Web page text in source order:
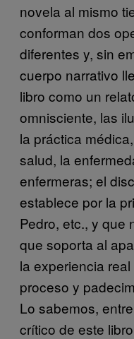
novela al mismo
conforman dos
diferentes y, sin
cuerpo narrativo
libro como un
omnisciente, las
la práctica
salud, la
enfermeras; el
establece por la
Pedro, etc., y que
que soporta al
la experiencia
proceso y
Lo sabemos,
crítico de este